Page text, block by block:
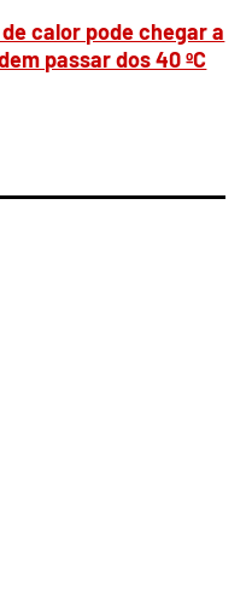
calor pode chegar a
passar dos 40 ºC